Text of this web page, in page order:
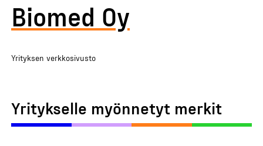
Biomed Oy
Yrityksen verkkosivusto
Yritykselle myönnetyt merkit